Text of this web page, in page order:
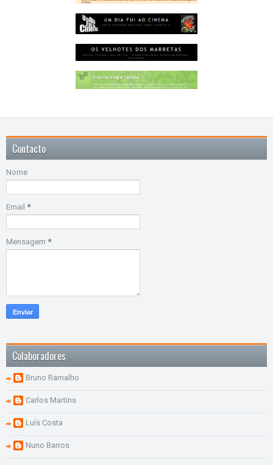
Contacto
Nome
Email *
Mensagem *
Colaboradores
Bruno Ramalho
Carlos Martins
Luís Costa
Nuno Barros